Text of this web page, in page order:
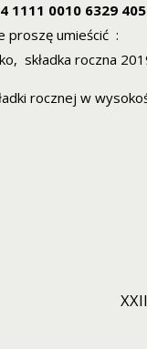
1111 0010 6329
proszę umieścić :
składka roczna
rocznej w